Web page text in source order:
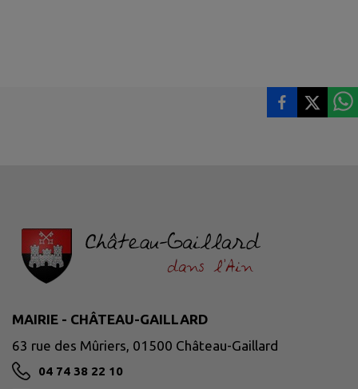
MAIRIE - CHÂTEAU-GAILLARD
63 rue des Mûriers, 01500 Château-Gaillard
04 74 38 22 10